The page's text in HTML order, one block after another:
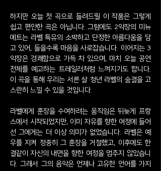
하지만 오늘 첫 곡으로 들려드릴 이 작품은 그렇게
쉽고 편안한 곡은 아닙니다. 그럼에도 2악장의 미뉴
에트는 라벨 특유의 소박하고 단정한 아름다움을 담
고 있어, 들을수록 마음을 사로잡습니다. 이어지는 3
악장은 경쾌함으로 가득 차 있으며, 마치 오늘 공연
전체를 예고하는 트레일러처럼 느껴지기도 합니다.
이 곡을 통해 우리는 서른 살 청년 라벨의 숨결을 고
스란히 느낄 수 있을 것입니다.
라벨에게 훈장을 수여하려는 움직임은 뒤늦게 프랑
스에서 시작되었지만, 이미 자유를 향한 여정에 들어
선 그에게는 더 이상 의미가 없었습니다. 라벨은 예
우를 지켜 정중히 그 훈장을 거절했고, 이후에도 한
결같이 자신의 내면을 향한 여정을 멈추지 않았습니
다. 그래서 그의 음악은 언제나 고유한 언어를 가지